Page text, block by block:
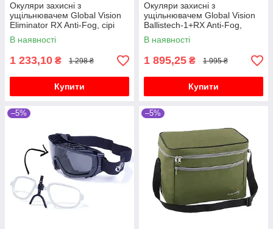
Окуляри захисні з
ущільнювачем Global Vision
Eliminator RX Anti-Fog, сірі
В наявності
1 233,10 ₴ 1 298 ₴
Купити
Окуляри захисні з
ущільнювачем Global Vision
Ballistech-1+RX Anti-Fog,
прозорі
В наявності
1 895,25 ₴ 1 995 ₴
Купити
–5% –5%